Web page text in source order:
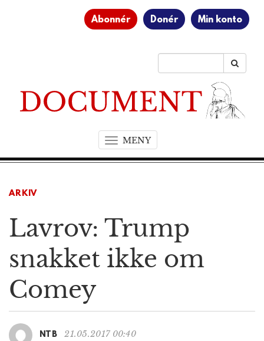
Abonnér Donér Min konto
MENYT
o
a
i
i
ARKIV
Lavrov: Trump
snakket ikke om
Comey
NTB 21.05.2017 00:40